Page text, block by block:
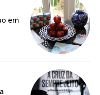
à Quinta-feira em sua
em